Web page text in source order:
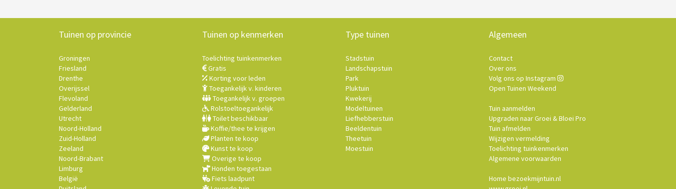
Tuinen op provincie
Groningen
Friesland
Drenthe
Overijssel
Flevoland
Gelderland
Utrecht
Noord-Holland
Zuid-Holland
Zeeland
Noord-Brabant
Limburg
België
Tuinen op kenmerken
Toelichting tuinkenmerken
Gratis
Korting voor leden
Toegankelijk v. kinderen
Toegankelijk v. groepen
Rolstoeltoegankelijk
Toilet beschikbaar
Koffie/thee te krijgen
Planten te koop
Kunst te koop
Overige te koop
Honden toegestaan
Fiets laadpunt
Type tuinen
Stadstuin
Landschapstuin
Park
Pluktuin
Kwekerij
Modeltuinen
Liefhebberstuin
Beeldentuin
Theetuin
Moestuin
Algemeen
Contact
Over ons
Volg ons op Instagram
Open Tuinen Weekend
Tuin aanmelden
Upgraden naar Groei & Bloei Pro
Tuin afmelden
Wijzigen vermelding
Toelichting tuinkenmerken
Algemene voorwaarden
Home bezoekmijntuin.nl